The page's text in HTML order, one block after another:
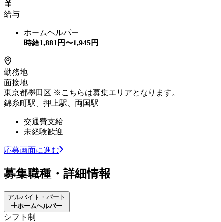
給与
ホームヘルパー
時給1,881 円〜1,945円
勤務地
面接地
東京都墨田区 ※こちらは募集エリアとなります。
錦糸町駅、押上駅、両国駅
交通費支給
未経験歓迎
応募画面に進む
募集職種・詳細情報
アルバイト・パート
ホームヘルパー
シフト制